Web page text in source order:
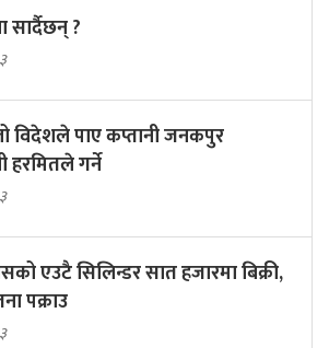
सार्दैछन् ?
विदेशले पाए कप्तानी जनकपुर
हरमितले गर्ने
एउटै सिलिन्डर सात हजारमा बिक्री,
पक्राउ